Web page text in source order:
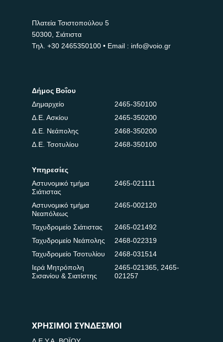
Πλατεία Τσιστοπούλου 5
50300, Σιάτιστα
Τηλ. +30 2465350100 • Email : info@voio.gr
Δήμος Βοΐου
Δημαρχείο
2465-350100
Δ.Ε. Ασκίου
2465-350200
Δ.Ε. Νεάπολης
2468-350200
Δ.Ε. Τσοτυλίου
2468-350100
Υπηρεσίες
Αστυνομικό τμήμα
Σιάτιστας
2465-021111
Αστυνομικό τμήμα
Νεαπόλεως
2465-002120
Ταχυδρομείο Σιάτιστας
2465-021492
Ταχυδρομείο Νεάπολης
2468-022319
Ταχυδρομείο Τσοτυλίου
2468-031514
Ιερά Μητρόπολη
Σισανίου & Σιατίστης
2465-021365, 2465-
021257
ΧΡΗΣΙΜΟΙ ΣΥΝΔΕΣΜΟΙ